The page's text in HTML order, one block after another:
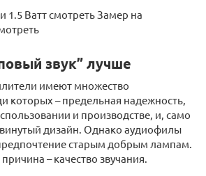
Ватт смотреть Замер на
звук” лучше
имеют множество
которых – предельная надежность,
и производстве, и, само
дизайн. Однако аудиофилы
старым добрым лампам.
– качество звучания.